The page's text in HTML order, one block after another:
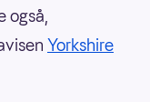
også,
Yorkshire